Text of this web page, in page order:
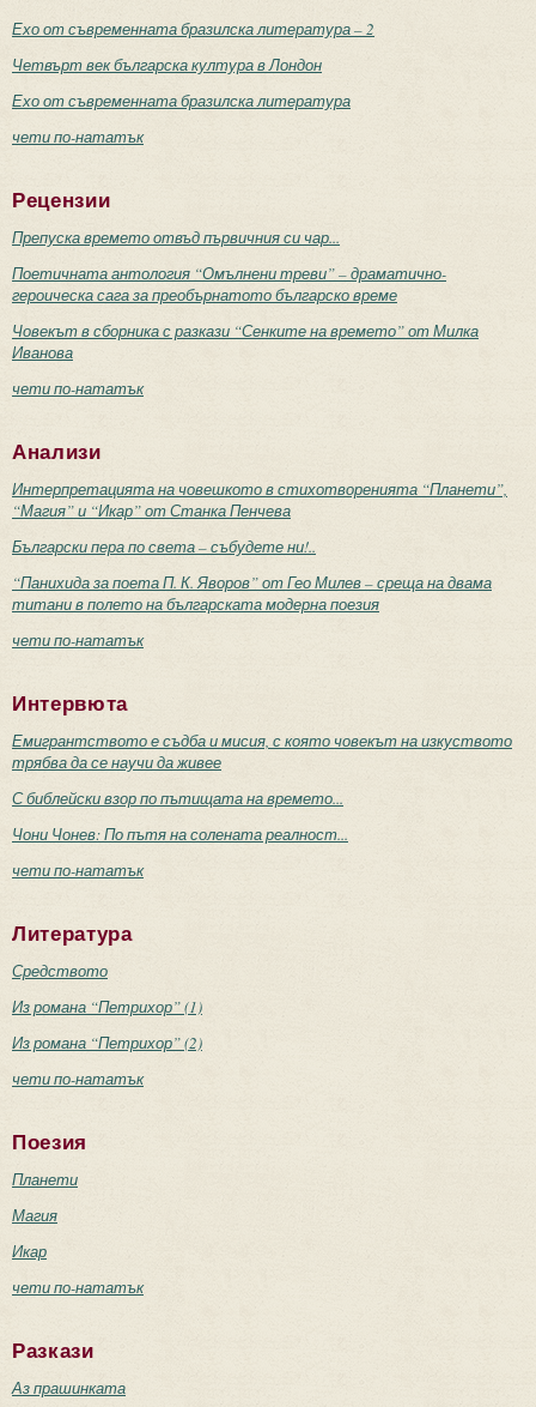
Ехо от съвременната бразилска литература – 2
Четвърт век българска култура в Лондон
Ехо от съвременната бразилска литература
чети по-нататък
Рецензии
Препуска времето отвъд първичния си чар...
Поетичната антология “Омълнени треви” – драматично-
героическа сага за преобърнатото българско време
Човекът в сборника с разкази “Сенките на времето” от Милка
Иванова
чети по-нататък
Анализи
Интерпретацията на човешкото в стихотворенията “Планети”,
“Магия” и “Икар” от Станка Пенчева
Български пера по света – събудете ни!..
“Панихида за поета П. К. Яворов” от Гео Милев – среща на двама
титани в полето на българската модерна поезия
чети по-нататък
Интервюта
Емигрантството е съдба и мисия, с която човекът на изкуството
трябва да се научи да живее
С библейски взор по пътищата на времето...
Чони Чонев: По пътя на солената реалност...
чети по-нататък
Литература
Средството
Из романа “Петрихор” (1)
Из романа “Петрихор” (2)
чети по-нататък
Поезия
Планети
Магия
Икар
чети по-нататък
Разкази
Аз прашинката